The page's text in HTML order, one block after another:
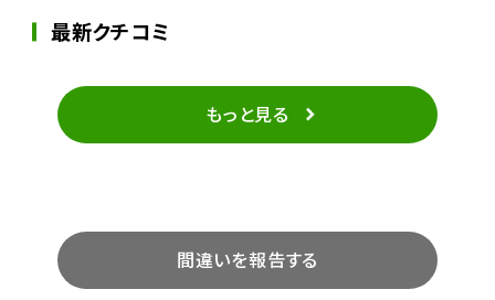
最新クチコミ
もっと見る
間違いを報告する